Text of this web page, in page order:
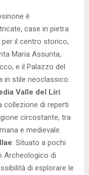
è
case in pietra
per il centro storico,
Maria Assunta,
e il Palazzo del
in stile neoclassico.
Valle del Liri:
collezione di reperti
circostante, tra
e medievale.
: Situato a pochi
Archeologico di
di esplorare le